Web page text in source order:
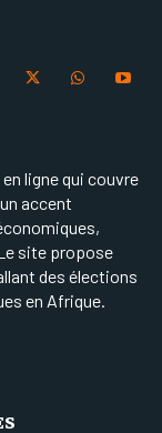
ligne qui couvre
accent
site propose
des élections
en Afrique.